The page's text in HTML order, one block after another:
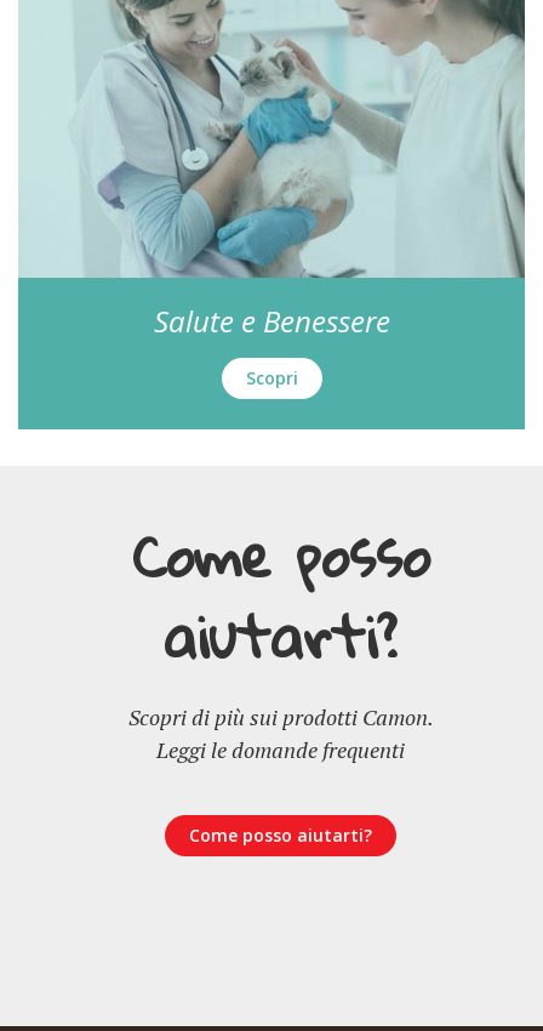
Salute e Benessere
Scopri
Come posso
aiutarti?
Scopri di più sui prodotti Camon.
Leggi le domande frequenti
Come posso aiutarti?